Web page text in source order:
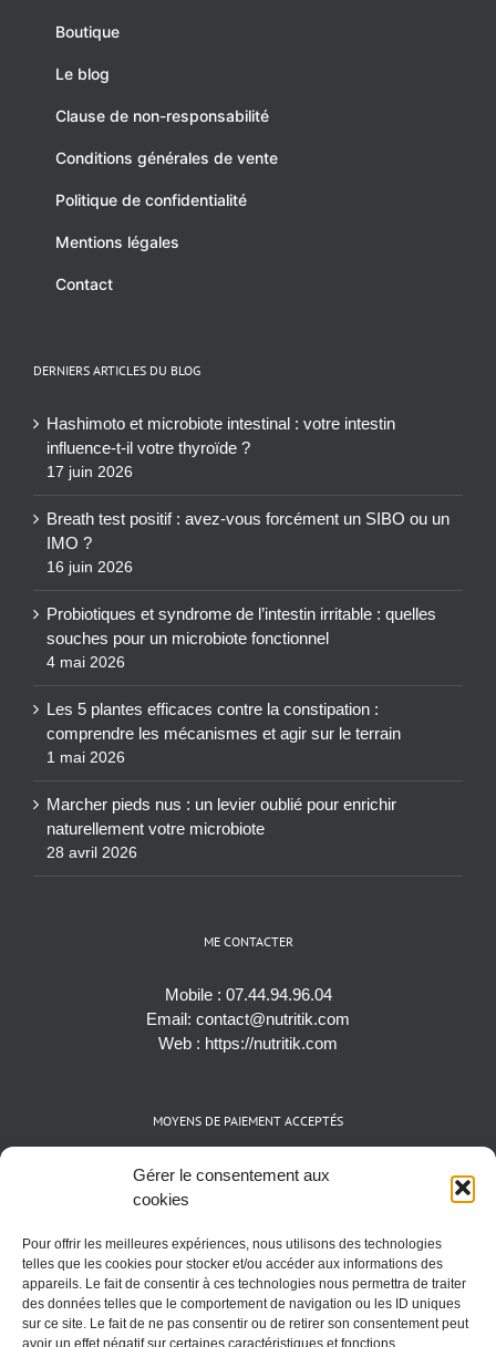
Gérer le consentement aux
cookies
Pour offrir les meilleures expériences, nous utilisons des technologies
telles que les cookies pour stocker et/ou accéder aux informations des
appareils. Le fait de consentir à ces technologies nous permettra de traiter
des données telles que le comportement de navigation ou les ID uniques
sur ce site. Le fait de ne pas consentir ou de retirer son consentement peut
avoir un effet négatif sur certaines caractéristiques et fonctions.
Boutique
Le blog
Clause de non-responsabilité
Conditions générales de vente
Politique de confidentialité
Mentions légales
Contact
DERNIERS ARTICLES DU BLOG
Hashimoto et microbiote intestinal : votre intestin
influence-t-il votre thyroïde ?
17 juin 2026
Breath test positif : avez-vous forcément un SIBO ou un
IMO ?
16 juin 2026
Probiotiques et syndrome de l’intestin irritable : quelles
souches pour un microbiote fonctionnel
4 mai 2026
Les 5 plantes efficaces contre la constipation :
comprendre les mécanismes et agir sur le terrain
1 mai 2026
Marcher pieds nus : un levier oublié pour enrichir
naturellement votre microbiote
28 avril 2026
ME CONTACTER
Mobile : 07.44.94.96.04
Email: contact@nutritik.com
Web : https://nutritik.com
MOYENS DE PAIEMENT ACCEPTÉS
Espèces (EUR)
Cartes bancaires (VISA, Mastercard et AMEX)
Cryptomonnaies (BTC)